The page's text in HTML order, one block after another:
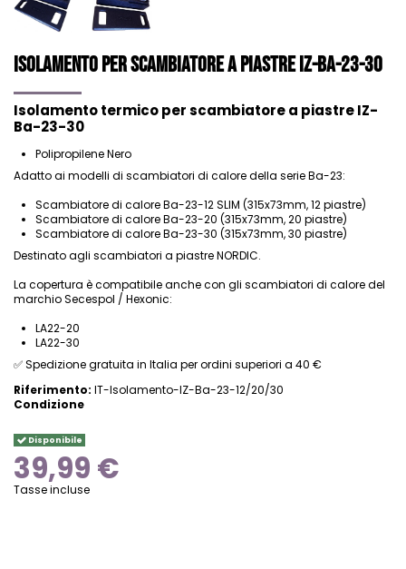
Isolamento per scambiatore a piastre IZ-Ba-23-30
Isolamento termico per scambiatore a piastre IZ-
Ba-23-30
Polipropilene Nero
Adatto ai modelli di scambiatori di calore della serie Ba-23:
Scambiatore di calore Ba-23-12 SLIM (315x73mm, 12 piastre)
Scambiatore di calore Ba-23-20 (315x73mm, 20 piastre)
Scambiatore di calore Ba-23-30 (315x73mm, 30 piastre)
Destinato agli scambiatori a piastre NORDIC.
La copertura è compatibile anche con gli scambiatori di calore del
marchio Secespol / Hexonic:
LA22-20
LA22-30
✅Spedizione gratuita in Italia per ordini superiori a 40 €
Riferimento: IT-Isolamento-IZ-Ba-23-12/20/30
Condizione
Disponibile
39,99 €
Tasse incluse